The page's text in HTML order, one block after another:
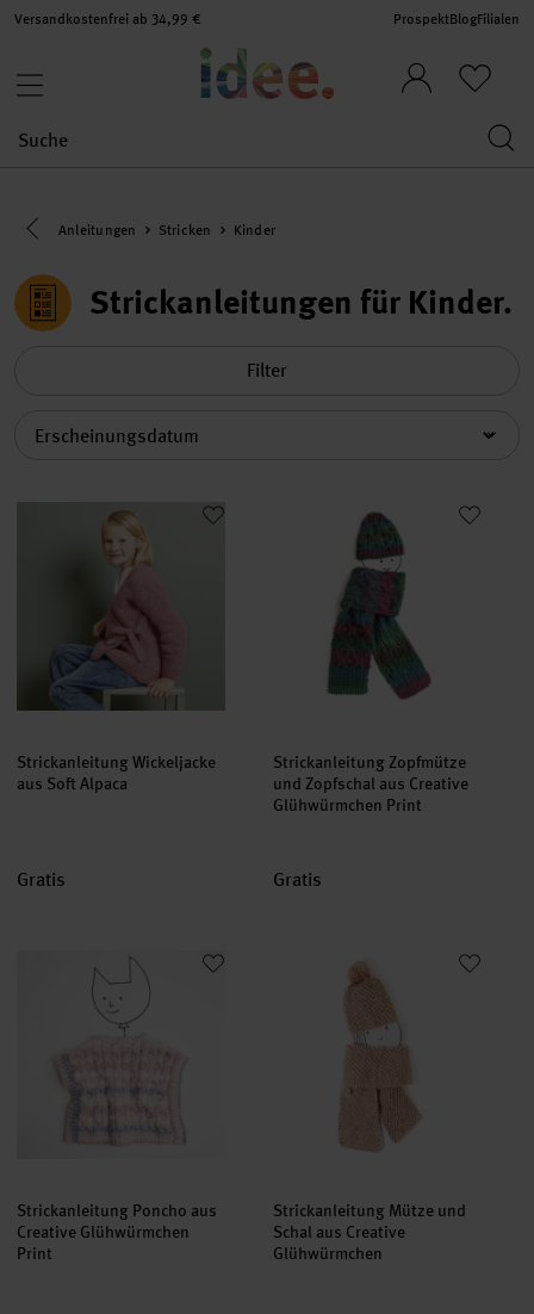
Versandkostenfrei ab 34,99 € ProspektBlogFilialen
Eine Kategorie zurück navigieren
Anleitungen Stricken Kinder
Strickanleitungen für Kinder
Filter
Strickanleitung Wickeljacke aus Soft Alpaca
Strickanleitung Wickeljacke
aus Soft Alpaca
Gratis
Strickanleitung Zopfmütze
Strickanleitung Zopfmütze
und Zopfschal aus Creative
Glühwürmchen Print
Gratis
Strickanleitung Poncho aus Creative Glühwürmchen Print
Strickanleitung Poncho aus
Creative Glühwürmchen
Print
Strickanleitung Mütze und
Strickanleitung Mütze und
Schal aus Creative
Glühwürmchen